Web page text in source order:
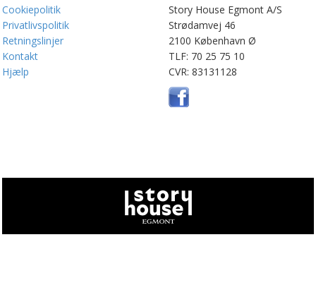
Cookiepolitik
Privatlivspolitik
Retningslinjer
Kontakt
Hjælp
Story House Egmont A/S
Strødamvej 46
2100 København Ø
TLF: 70 25 75 10
CVR: 83131128